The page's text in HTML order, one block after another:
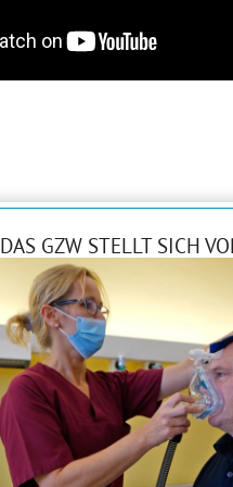
DAS GZW STELLT SICH